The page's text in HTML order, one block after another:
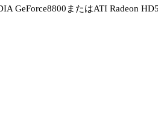
GeForce8800またはATI Radeon